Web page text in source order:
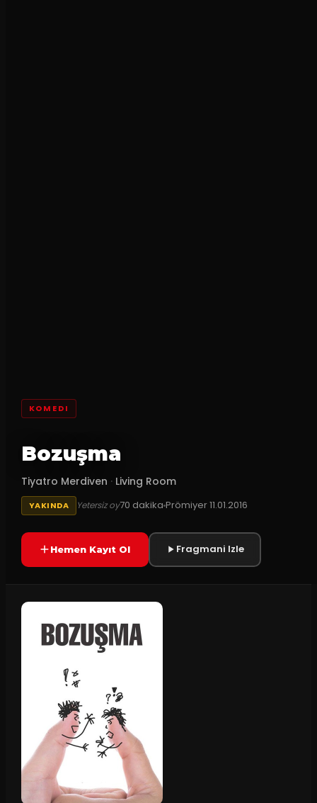
KOMEDI
Bozuşma
Tiyatro Merdiven · Living Room
YAKINDA Yetersiz oy70 dakikaPrömiyer11.01.2016
Hemen Kayıt Ol Fragmani Izle